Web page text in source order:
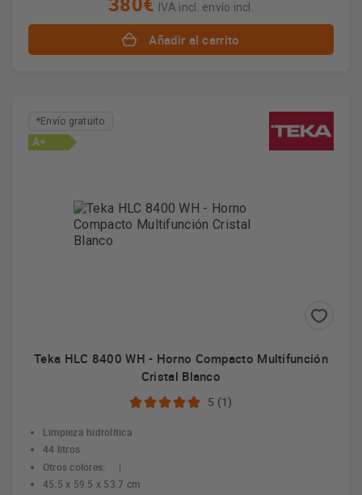
IVA incl. envío incl.
Añadir al carrito
*Envío gratuito
A+
Teka HLC 8400 WH - Horno Compacto Multifunción
Cristal Blanco
5 (1)
Limpieza hidrolítica
44 litros
Otros colores:
|
45.5 x 59.5 x 53.7 cm